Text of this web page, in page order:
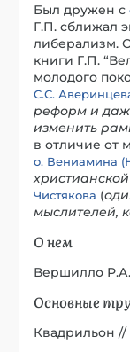
Был дружен с
Г.П. сближал
либерализм.
книги Г.П.
молодого
С.С.
реформ и
изменить
в отличие от
о. Вениамина
Чистякова (
мыслителей,
О нем
Вершилло
Основные
Квадрильон //